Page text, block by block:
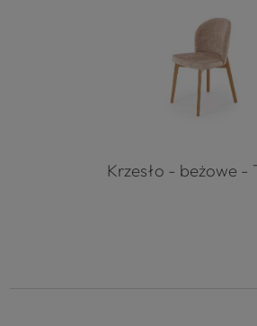
Krzesło - beżowe -